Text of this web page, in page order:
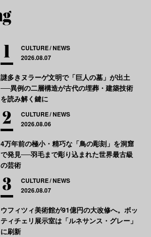
CULTURE NEWS
2026.08.07
謎多きヌラーゲ文明で「巨人の墓」が出土
──異例の二層構造が古代の埋葬・建築技術
を読み解く鍵に
CULTURE NEWS
2026.08.06
4万年前の極小・精巧な「鳥の彫刻」を洞窟
で発見──羽毛まで彫り込まれた世界最古級
の芸術
CULTURE NEWS
2026.08.07
ウフィツィ美術館が91億円の大改修へ。ボッ
ティチェリ展示室は「ルネサンス・グレー」
に刷新